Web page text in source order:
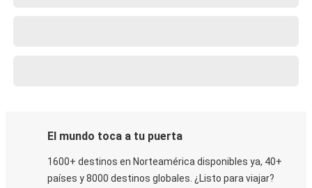
El mundo toca a tu puerta
1600+ destinos en Norteamérica disponibles ya, 40+
países y 8000 destinos globales. ¿Listo para viajar?